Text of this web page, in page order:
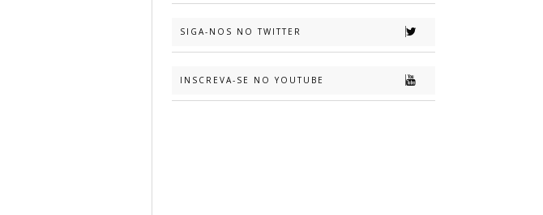
SIGA-NOS NO TWITTER
INSCREVA-SE NO YOUTUBE